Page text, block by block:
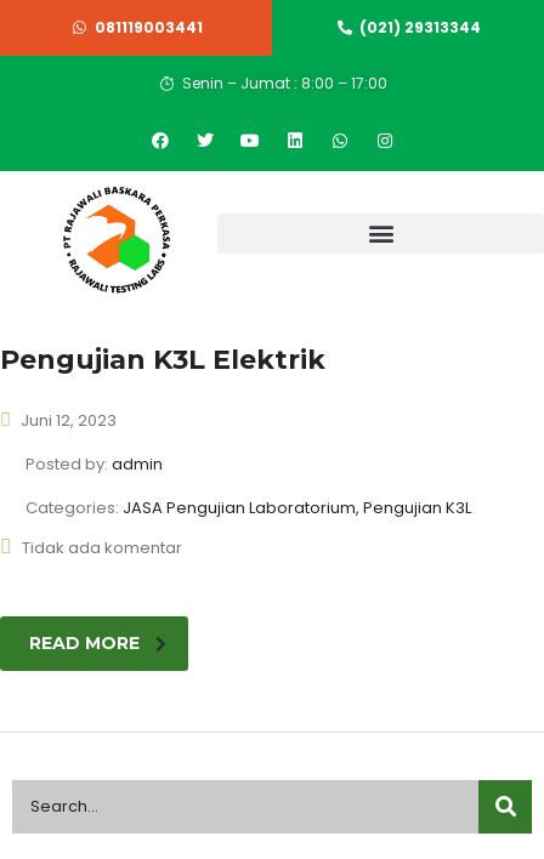
081119003441 (021) 29313344
Senin – Jumat : 8:00 – 17:00
Pengujian K3L Elektrik
Juni 12, 2023
Posted by: admin
Categories: JASA Pengujian Laboratorium, Pengujian K3L
Tidak ada komentar
READ MORE